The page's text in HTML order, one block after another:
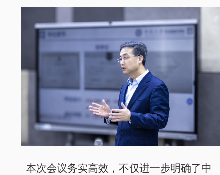
本次会议务实高效，不仅进一步明确了中